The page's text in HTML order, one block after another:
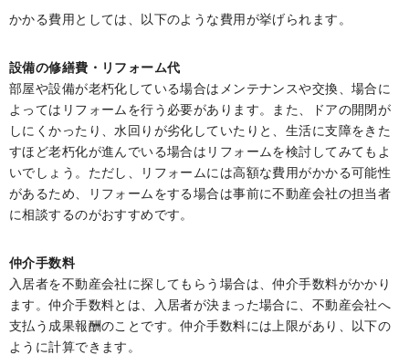
かかる費用としては、以下のような費用が挙げられます。
設備の修繕費・リフォーム代
部屋や設備が老朽化している場合はメンテナンスや交換、場合に
よってはリフォームを行う必要があります。また、ドアの開閉が
しにくかったり、水回りが劣化していたりと、生活に支障をきた
すほど老朽化が進んでいる場合はリフォームを検討してみてもよ
いでしょう。ただし、リフォームには高額な費用がかかる可能性
があるため、リフォームをする場合は事前に不動産会社の担当者
に相談するのがおすすめです。
仲介手数料
入居者を不動産会社に探してもらう場合は、仲介手数料がかかり
ます。仲介手数料とは、入居者が決まった場合に、不動産会社へ
支払う成果報酬のことです。仲介手数料には上限があり、以下の
ように計算できます。